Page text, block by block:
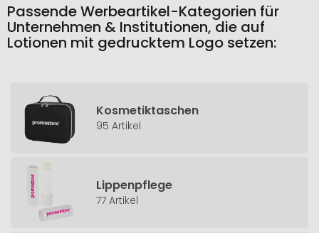
Passende Werbeartikel-Kategorien für
Unternehmen & Institutionen, die auf
Lotionen mit gedrucktem Logo setzen:
Kosmetiktaschen
95 Artikel
Lippenpflege
77 Artikel